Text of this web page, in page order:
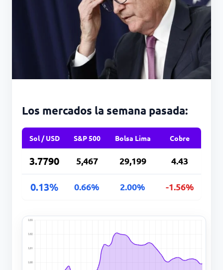
Los mercados la semana pasada:
Sol / USD S&P 500 Bolsa Lima Cobre
3.7790 5,467 29,199 4.43
0.13% 0.66% 2.00% -1.56%